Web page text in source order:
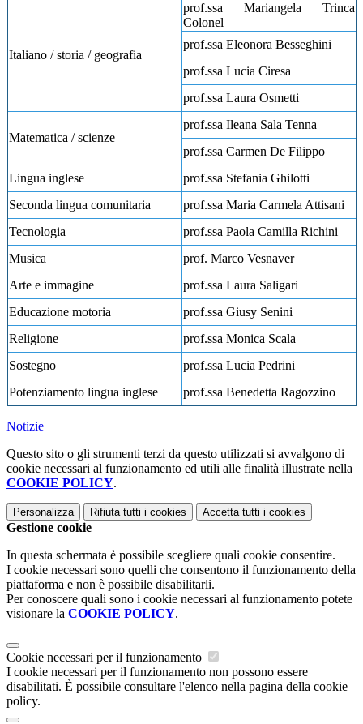
Italiano / storia / geografia
prof.ssa Mariangela Trinca
Colonel
prof.ssa Eleonora Besseghini
prof.ssa Lucia Ciresa
prof.ssa Laura Osmetti
Matematica / scienze
prof.ssa Ileana Sala Tenna
prof.ssa Carmen De Filippo
Lingua inglese
prof.ssa Stefania Ghilotti
Seconda lingua comunitaria
prof.ssa Maria Carmela Attisani
Tecnologia
prof.ssa Paola Camilla Richini
Musica
prof. Marco Vesnaver
Arte e immagine
prof.ssa Laura Saligari
Educazione motoria
prof.ssa Giusy Senini
Religione
prof.ssa Monica Scala
Sostegno
prof.ssa Lucia Pedrini
Potenziamento lingua inglese
prof.ssa Benedetta Ragozzino
Notizie
Questo sito o gli strumenti terzi da questo utilizzati si avvalgono di
cookie necessari al funzionamento ed utili alle finalità illustrate nella
COOKIE POLICY.
Personalizza Rifiuta tutti i cookies Accetta tutti i cookies
Gestione cookie
In questa schermata è possibile scegliere quali cookie consentire.
I cookie necessari sono quelli che consentono il funzionamento della
piattaforma e non è possibile disabilitarli.
Per conoscere quali sono i cookie necessari al funzionamento potete
visionare la COOKIE POLICY.
Cookie necessari per il funzionamento
I cookie necessari per il funzionamento non possono essere
disabilitati. È possibile consultare l'elenco nella pagina della cookie
policy.